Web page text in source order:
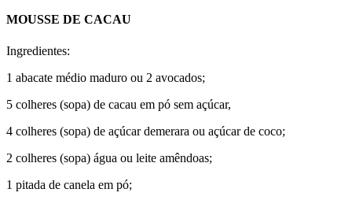
MOUSSE DE CACAU
Ingredientes:
1 abacate médio maduro ou 2 avocados;
5 colheres (sopa) de cacau em pó sem açúcar,
4 colheres (sopa) de açúcar demerara ou açúcar de coco;
2 colheres (sopa) água ou leite amêndoas;
1 pitada de canela em pó;